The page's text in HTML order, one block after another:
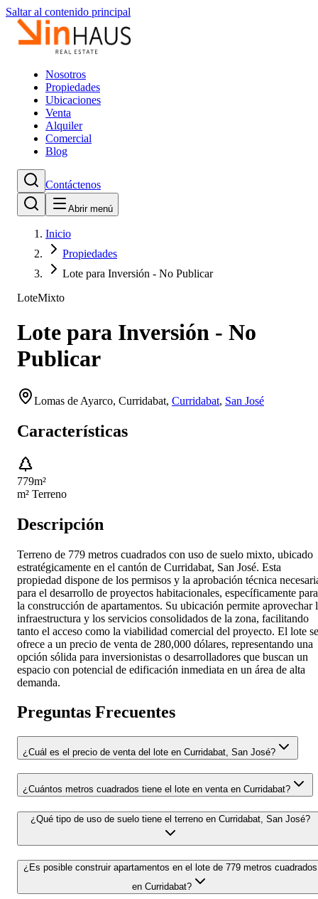
Saltar al contenido principal
Nosotros
Propiedades
Ubicaciones
Venta
Alquiler
Comercial
Blog
Contáctenos
Abrir menú
Inicio
Propiedades
Lote para Inversión - No Publicar
LoteMixto
Lote para Inversión - No
Publicar
Lomas de Ayarco, Curridabat, Curridabat, San José
Características
779m²
m² Terreno
Descripción
Terreno de 779 metros cuadrados con uso de suelo mixto, ubicado
estratégicamente en el cantón de Curridabat, San José. Esta
propiedad dispone de los permisos y la aprobación técnica
para el desarrollo de proyectos habitacionales, específicamente para
la construcción de apartamentos. Su ubicación permite aprovechar
infraestructura y los servicios consolidados de la zona, facilitando
tanto el acceso como la viabilidad comercial del proyecto. El lote se
ofrece a un precio de venta de 280,000 dólares, representando una
opción sólida para inversionistas o desarrolladores que buscan un
espacio con potencial de edificación inmediata en un área de alta
demanda.
Preguntas Frecuentes
¿Cuál es el precio de venta del lote en Curridabat, San José?
¿Cuántos metros cuadrados tiene el lote en venta en Curridabat?
¿Qué tipo de uso de suelo tiene el terreno en Curridabat, San José?
¿Es posible construir apartamentos en el lote de 779 metros cuadrados
en Curridabat?